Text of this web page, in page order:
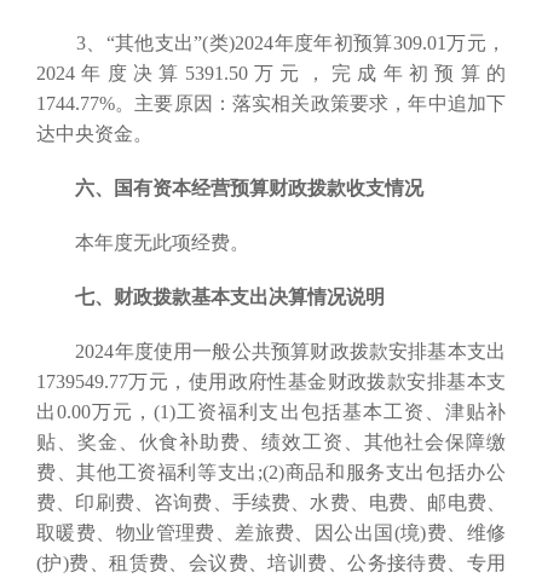
3、“其他支出”(类)2024年度年初预算309.01万元，
2024年度决算5391.50万元，完成年初预算的
1744.77%。主要原因：落实相关政策要求，年中追加下
达中央资金。
六、国有资本经营预算财政拨款收支情况
本年度无此项经费。
七、财政拨款基本支出决算情况说明
2024年度使用一般公共预算财政拨款安排基本支出
1739549.77万元，使用政府性基金财政拨款安排基本支
出0.00万元，(1)工资福利支出包括基本工资、津贴补
贴、奖金、伙食补助费、绩效工资、其他社会保障缴
费、其他工资福利等支出;(2)商品和服务支出包括办公
费、印刷费、咨询费、手续费、水费、电费、邮电费、
取暖费、物业管理费、差旅费、因公出国(境)费、维修
(护)费、租赁费、会议费、培训费、公务接待费、专用